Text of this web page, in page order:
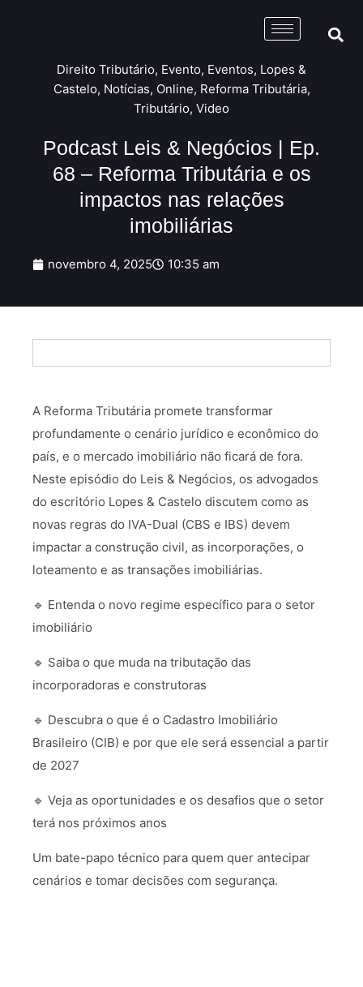
Direito Tributário, Evento, Eventos, Lopes &
Castelo, Notícias, Online, Reforma Tributária,
Tributário, Video
Podcast Leis & Negócios | Ep.
68 – Reforma Tributária e os
impactos nas relações
imobiliárias
novembro 4, 2025 10:35 am
A Reforma Tributária promete transformar
profundamente o cenário jurídico e econômico do
país, e o mercado imobiliário não ficará de fora.
Neste episódio do Leis & Negócios, os advogados
do escritório Lopes & Castelo discutem como as
novas regras do IVA-Dual (CBS e IBS) devem
impactar a construção civil, as incorporações, o
loteamento e as transações imobiliárias.
🔹 Entenda o novo regime específico para o setor
imobiliário
🔹 Saiba o que muda na tributação das
incorporadoras e construtoras
🔹 Descubra o que é o Cadastro Imobiliário
Brasileiro (CIB) e por que ele será essencial a partir
de 2027
🔹 Veja as oportunidades e os desafios que o setor
terá nos próximos anos
Um bate-papo técnico para quem quer antecipar
cenários e tomar decisões com segurança.